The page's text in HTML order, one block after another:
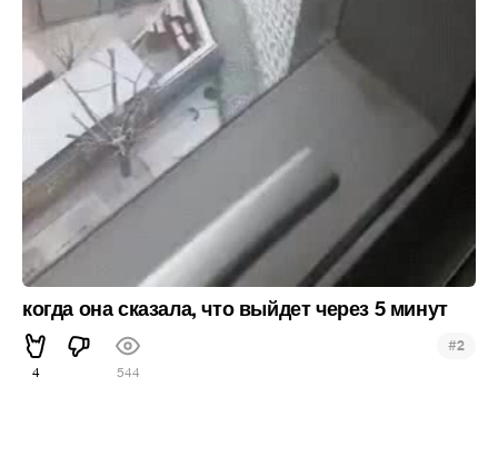
когда она сказала, что выйдет через 5 минут
4 544
#2